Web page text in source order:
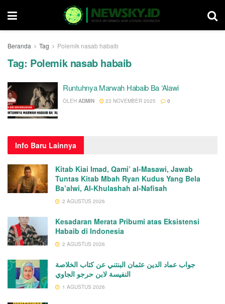
Beranda Tag Polemik nasab habaib
Tag: Polemik nasab habaib
Runtuhnya Marwah Habaib Ba ‘Alawi
OLEH ADMIN 23 NOVEMBER 2025 0
Info Baru Lainnya
Kitab Kiai Imad, Qami’ al-Masawi, Jawab
Tuntas Kitab Mbah Ryan Kudus Yang Bela
Ba’alwi, Al-Khulashah al-Nafisah
2 AGUSTUS 2026
Kesadaran Merata Pribumi atas Eksistensi
Habaib di Indonesia
2 AGUSTUS 2026
جواب عماد الدين عثمان البنتني عن كتاب الخلاصة
النفيسة لابن حرجو الجاوي
1 AGUSTUS 2026